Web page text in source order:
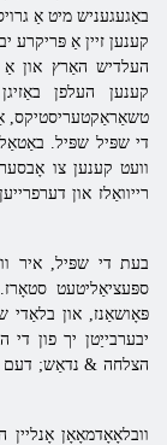
באַגעגעניש מיט אַ
קענען זיין אַ פּריקרע
העלדיש האַרץ און אַ
קענען העלפן
טשאַראַקטעריסטיקס,
די שפּיל שפּיל.
וועט קענען צו
רייוואַלז און
בעת די שפּיל, איר
ספּעציאַליטעט
פּאָושאַנז, און בלאַדי
יבערבייַטן יך פון
הצלחה & נדאַש; דעם
וובלאָאָדמאָאָן אָנליין